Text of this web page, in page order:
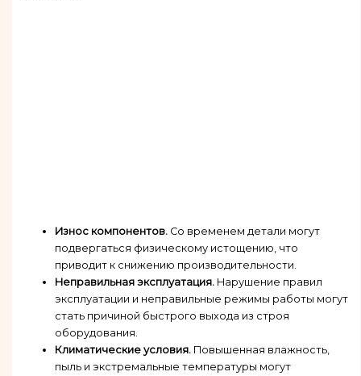
Износ компонентов.Со временем детали могут
подвергаться физическому истощению, что
приводит к снижению производительности.
Неправильная эксплуатация.Нарушение правил
эксплуатации и неправильные режимы работы могут
стать причиной быстрого выхода из строя
оборудования.
Климатические условия.Повышенная влажность,
пыль и экстремальные температуры могут